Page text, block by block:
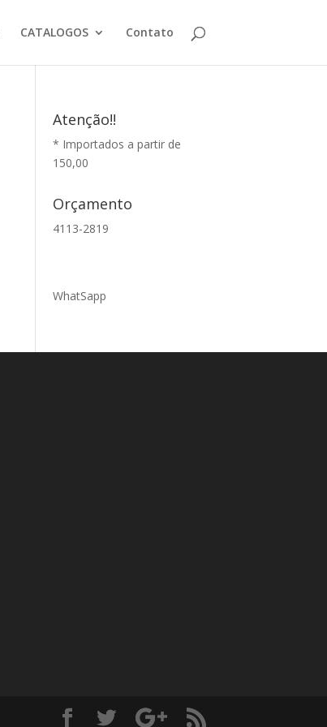
CATALOGOS Contato
Atenção!!
* Importados a partir de
150,00
Orçamento
4113-2819
WhatSapp